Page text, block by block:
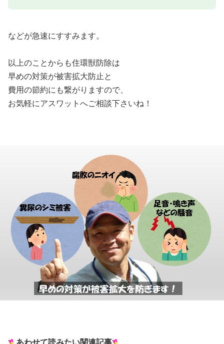
などが急速にすすみます。
以上のことからも住環獣防除は
早めの対策が被害拡大防止と
費用の節約にも繋がりますので、
お気軽にアスワットへご相談下さいね！
あわせて読みたい関連記事